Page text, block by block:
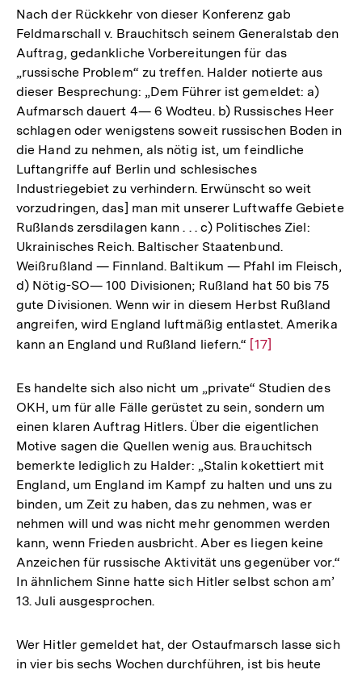
der
Fußnote
Nach der Rückkehr von dieser Konferenz gab
Feldmarschall v. Brauchitsch seinem Generalstab den
Auftrag, gedankliche Vorbereitungen für das
„russische Problem“ zu treffen. Halder notierte aus
dieser Besprechung: „Dem Führer ist gemeldet: a)
Aufmarsch dauert 4— 6 Wodteu. b) Russisches Heer
schlagen oder wenigstens soweit russischen Boden in
die Hand zu nehmen, als nötig ist, um feindliche
Luftangriffe auf Berlin und schlesisches
Industriegebiet zu verhindern. Erwünscht so weit
vorzudringen, das] man mit unserer Luftwaffe Gebiete
Rußlands zersdilagen kann . . . c) Politisches Ziel:
Ukrainisches Reich. Baltischer Staatenbund.
Weißrußland — Finnland. Baltikum — Pfahl im Fleisch,
d) Nötig-SO— 100 Divisionen; Rußland hat 50 bis 75
gute Divisionen. Wenn wir in diesem Herbst Rußland
angreifen, wird England luftmäßig entlastet. Amerika
kann an England und Rußland liefern.“ Zur
der
Fußnote
[17]
Es handelte sich also nicht um „private“ Studien des
OKH, um für alle Fälle gerüstet zu sein, sondern um
einen klaren Auftrag Hitlers. Über die eigentlichen
Motive sagen die Quellen wenig aus. Brauchitsch
bemerkte lediglich zu Halder: „Stalin kokettiert mit
England, um England im Kampf zu halten und uns zu
binden, um Zeit zu haben, das zu nehmen, was er
nehmen will und was nicht mehr genommen werden
kann, wenn Frieden ausbricht. Aber es liegen keine
Anzeichen für russische Aktivität uns gegenüber vor.“
In ähnlichem Sinne hatte sich Hitler selbst schon am’
13. Juli ausgesprochen.
Wer Hitler gemeldet hat, der Ostaufmarsch lasse sich
in vier bis sechs Wochen durchführen, ist bis heute